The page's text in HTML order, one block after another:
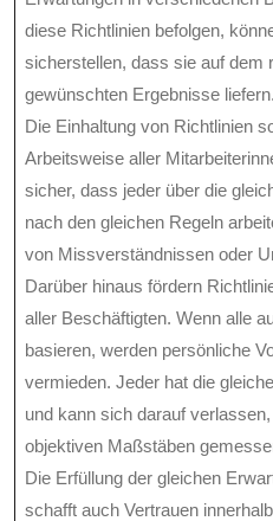
diese Richtlinien befolgen,
sicherstellen, dass sie auf dem
gewünschten Ergebnisse liefern.
Die Einhaltung von Richtlinien
Arbeitsweise aller
sicher, dass jeder über die
nach den gleichen Regeln
von Missverständnissen oder
Darüber hinaus fördern
aller Beschäftigten. Wenn alle
basieren, werden persönliche
vermieden. Jeder hat die
und kann sich darauf
objektiven Maßstäben
Die Erfüllung der gleichen
schafft auch Vertrauen